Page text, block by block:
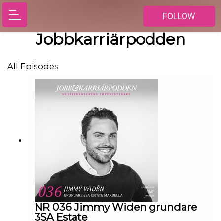
FOLLOW
Jobbkarriärpodden
All Episodes
NR 036 Jimmy Widen grundare
3SA Estate